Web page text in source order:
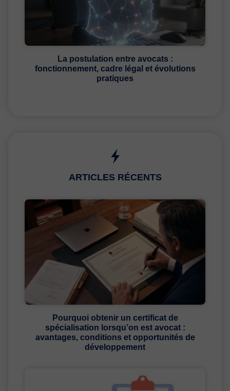
La postulation entre avocats :
fonctionnement, cadre légal et évolutions
pratiques
ARTICLES RÉCENTS
Pourquoi obtenir un certificat de
spécialisation lorsqu’on est avocat :
avantages, conditions et opportunités de
développement